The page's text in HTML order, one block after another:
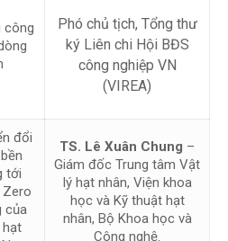
công
Phó chủ tịch, Tổng thư
ký Liên chi Hội BĐS
công nghiệp VN
(VIREA)
đổi
tới
của
hạt
TS. Lê Xuân Chung –
Giám đốc Trung tâm Vật
lý hạt nhân, Viện khoa
học và Kỹ thuật hạt
nhân, Bộ Khoa học và
Công nghệ.